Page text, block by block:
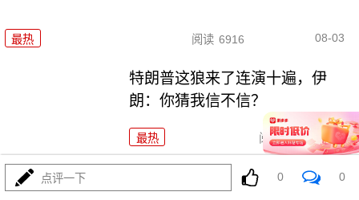
最热 阅读 6916 08-03
特朗普这狼来了连演十遍，伊
朗：你猜我信不信？
最热 阅读 5067
高市早苗又作妖！特高课卷土重来，日本三重困境
点评一下 0 0